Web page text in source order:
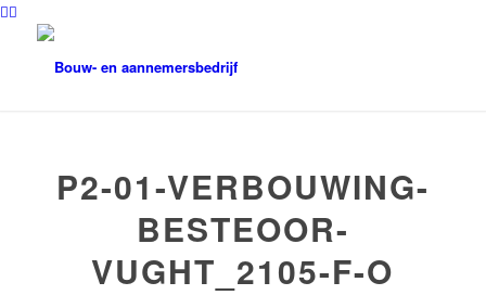
P2-01-VERBOUWING-
BESTEOOR-
VUGHT_2105-F-O